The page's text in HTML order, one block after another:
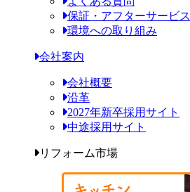
保証・アフターサービス
環境への取り組み
会社案内
会社概要
沿革
2027年新卒採用サイト
中途採用サイト
リフォーム市場